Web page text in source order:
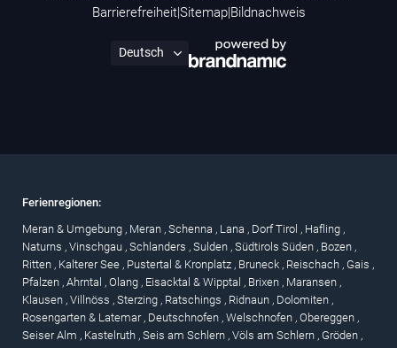
Barrierefreiheit|Sitemap|Bildnachweis
Ferienregionen:
Meran & Umgebung , Meran , Schenna , Lana , Dorf Tirol , Hafling ,
Naturns , Vinschgau , Schlanders , Sulden , Südtirols Süden , Bozen ,
Ritten , Kalterer See , Pustertal & Kronplatz , Bruneck , Reischach , Gais ,
Pfalzen , Ahrntal , Olang , Eisacktal & Wipptal , Brixen , Maransen ,
Klausen , Villnöss , Sterzing , Ratschings , Ridnaun , Dolomiten ,
Rosengarten & Latemar , Deutschnofen , Welschnofen , Obereggen ,
Seiser Alm , Kastelruth , Seis am Schlern , Völs am Schlern , Gröden ,